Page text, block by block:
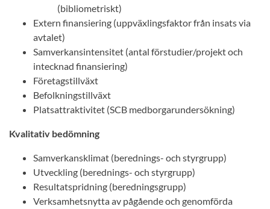
(bibliometriskt)
Extern finansiering (uppväxlingsfaktor från insats via
avtalet)
Samverkansintensitet (antal förstudier/projekt och
intecknad finansiering)
Företagstillväxt
Befolkningstillväxt
Platsattraktivitet (SCB medborgarundersökning)
Kvalitativ bedömning
Samverkansklimat (berednings- och styrgrupp)
Utveckling (berednings- och styrgrupp)
Resultatspridning (beredningsgrupp)
Verksamhetsnytta av pågående och genomförda